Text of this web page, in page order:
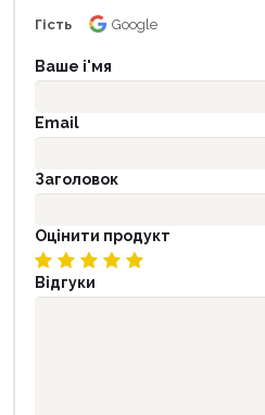
Гість Google
Ваше і'мя
Email
Заголовок
Оцінити продукт
Відгуки